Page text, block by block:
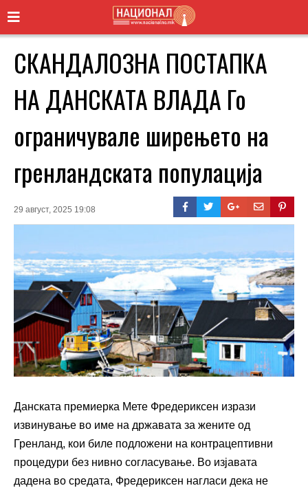
СКАНДАЛОЗНА ПОСТАПКА
НА ДАНСКАТА ВЛАДА Го
ограничувале ширењето на
гренландската популација
29 август, 2025 19:08
Данската премиерка Мете Фредериксен изрази
извинување во име на државата за жените од
Гренланд, кои биле подложени на контрацептивни
процедури без нивно согласување. Во изјавата
дадена во средата, Фредериксен нагласи дека не